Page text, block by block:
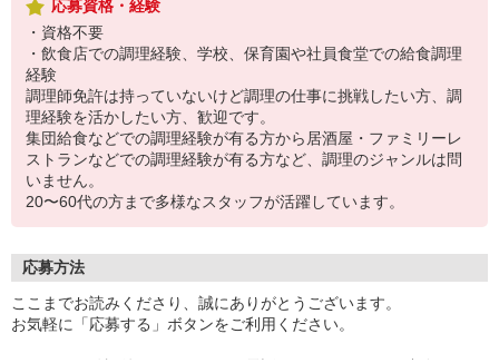
応募資格・経験
・資格不要
・飲食店での調理経験、学校、保育園や社員食堂での給食調理
経験
調理師免許は持っていないけど調理の仕事に挑戦したい方、調
理経験を活かしたい方、歓迎です。
集団給食などでの調理経験が有る方から居酒屋・ファミリーレ
ストランなどでの調理経験が有る方など、調理のジャンルは問
いません。
20〜60代の方まで多様なスタッフが活躍しています。
応募方法
ここまでお読みくださり、誠にありがとうございます。
お気軽に「応募する」ボタンをご利用ください。